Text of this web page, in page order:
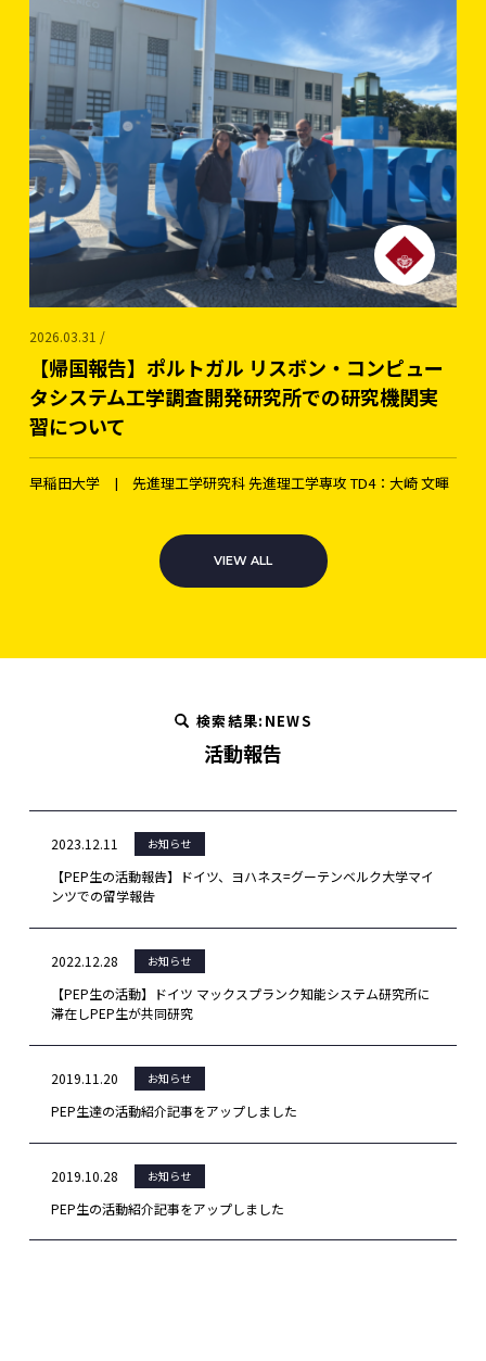
2026.03.31 /
【帰国報告】ポルトガル リスボン・コンピュー
タシステム工学調査開発研究所での研究機関実
習について
早稲田大学 | 先進理工学研究科 先進理工学専攻 TD4：大崎 文暉
VIEW ALL
検索結果:NEWS
活動報告
2023.12.11 お知らせ
【PEP生の活動報告】ドイツ、ヨハネス=グーテンベルク大学マイ
ンツでの留学報告
2022.12.28 お知らせ
【PEP生の活動】ドイツ マックスプランク知能システム研究所に
滞在しPEP生が共同研究
2019.11.20 お知らせ
PEP生達の活動紹介記事をアップしました
2019.10.28 お知らせ
PEP生の活動紹介記事をアップしました